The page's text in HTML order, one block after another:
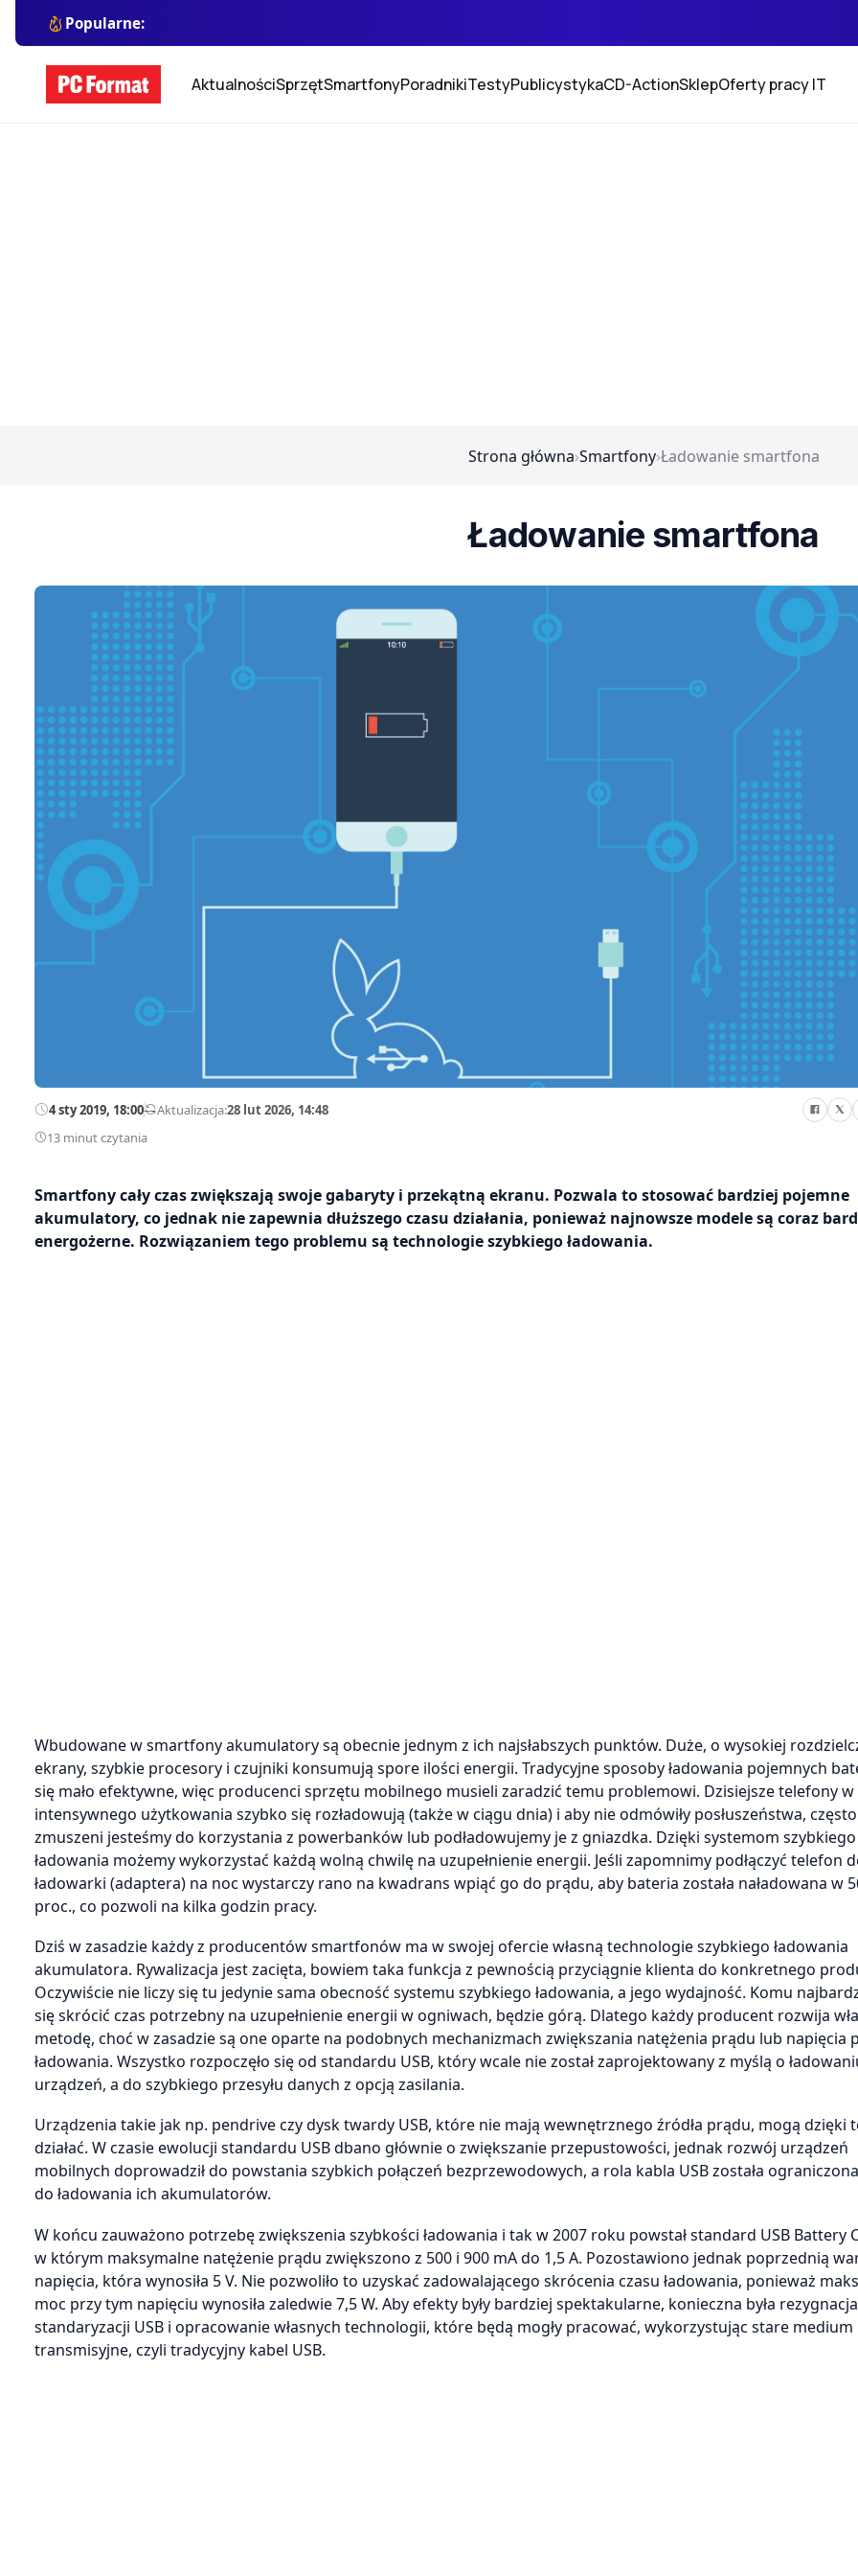
Popularne:
AktualnościSprzętSmartfonyPoradnikiTestyPublicystykaCD-ActionSklepOferty pracy IT
Strona główna›Smartfony›Ładowanie smartfona
Ładowanie smartfona
4 sty 2019, 18:00—Aktualizacja:28 lut 2026, 14:48
13 minut czytania
Smartfony cały czas zwiększają swoje gabaryty i przekątną ekranu. Pozwala to stosować bardziej pojemne
akumulatory, co jednak nie zapewnia dłuższego czasu działania, ponieważ najnowsze modele są coraz
energożerne. Rozwiązaniem tego problemu są technologie szybkiego ładowania.
Wbudowane w smartfony akumulatory są obecnie jednym z ich najsłabszych punktów. Duże, o wysokiej
ekrany, szybkie procesory i czujniki konsumują spore ilości energii. Tradycyjne sposoby ładowania pojemnych
się mało efektywne, więc producenci sprzętu mobilnego musieli zaradzić temu problemowi. Dzisiejsze telefony w
intensywnego użytkowania szybko się rozładowują (także w ciągu dnia) i aby nie odmówiły posłuszeństwa, często
zmuszeni jesteśmy do korzystania z powerbanków lub podładowujemy je z gniazdka. Dzięki systemom szybkiego
ładowania możemy wykorzystać każdą wolną chwilę na uzupełnienie energii. Jeśli zapomnimy podłączyć telefon
ładowarki (adaptera) na noc wystarczy rano na kwadrans wpiąć go do prądu, aby bateria została naładowana w
proc., co pozwoli na kilka godzin pracy.
Dziś w zasadzie każdy z producentów smartfonów ma w swojej ofercie własną technologie szybkiego ładowania
akumulatora. Rywalizacja jest zacięta, bowiem taka funkcja z pewnością przyciągnie klienta do konkretnego
Oczywiście nie liczy się tu jedynie sama obecność systemu szybkiego ładowania, a jego wydajność. Komu
się skrócić czas potrzebny na uzupełnienie energii w ogniwach, będzie górą. Dlatego każdy producent rozwija
metodę, choć w zasadzie są one oparte na podobnych mechanizmach zwiększania natężenia prądu lub napięcia
ładowania. Wszystko rozpoczęło się od standardu USB, który wcale nie został zaprojektowany z myślą o
urządzeń, a do szybkiego przesyłu danych z opcją zasilania.
Urządzenia takie jak np. pendrive czy dysk twardy USB, które nie mają wewnętrznego źródła prądu, mogą dzięki
działać. W czasie ewolucji standardu USB dbano głównie o zwiększanie przepustowości, jednak rozwój urządzeń
mobilnych doprowadził do powstania szybkich połączeń bezprzewodowych, a rola kabla USB została
do ładowania ich akumulatorów.
W końcu zauważono potrzebę zwiększenia szybkości ładowania i tak w 2007 roku powstał standard USB Battery
w którym maksymalne natężenie prądu zwiększono z 500 i 900 mA do 1,5 A. Pozostawiono jednak poprzednią
napięcia, która wynosiła 5 V. Nie pozwoliło to uzyskać zadowalającego skrócenia czasu ładowania, ponieważ
moc przy tym napięciu wynosiła zaledwie 7,5 W. Aby efekty były bardziej spektakularne, konieczna była
standaryzacji USB i opracowanie własnych technologii, które będą mogły pracować, wykorzystując stare medium
transmisyjne, czyli tradycyjny kabel USB.